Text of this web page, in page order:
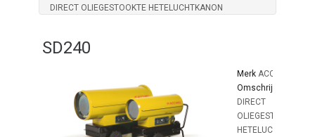
DIRECT OLIEGESTOOKTE HETELUCHTKANON
SD240
Merk ACCUBEL
Omschrijving:
DIRECT
OLIEGESTOOKT
HETELUCHTKANON